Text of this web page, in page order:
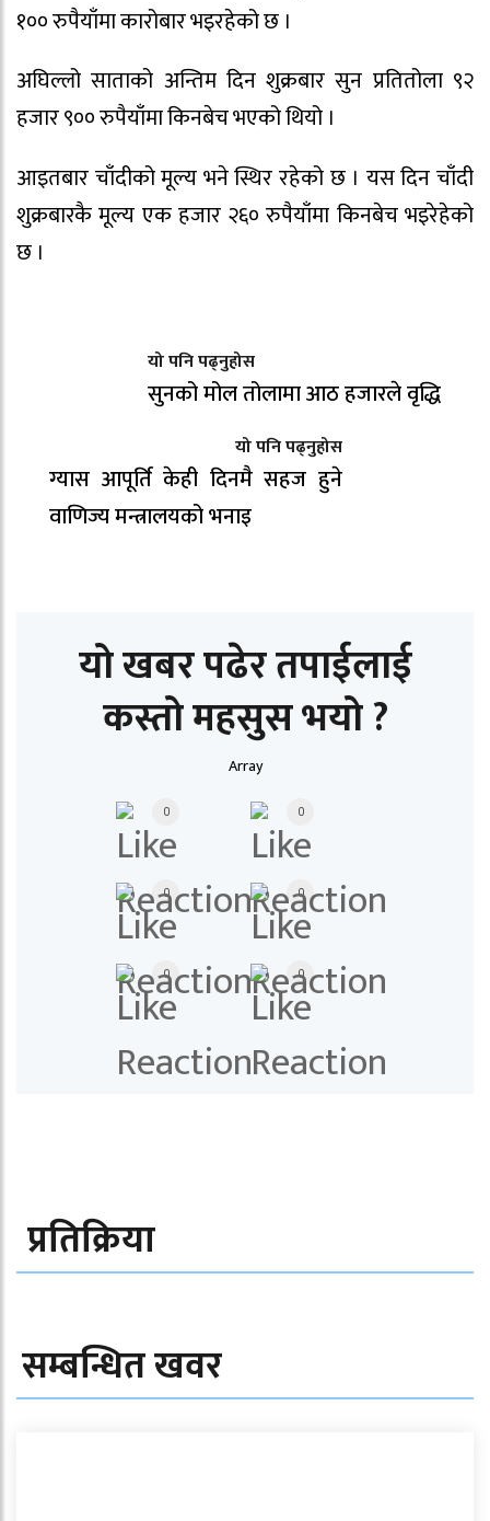
१०० रुपैयाँमा कारोबार भइरहेको छ ।
अघिल्लो साताको अन्तिम दिन शुक्रबार सुन प्रतितोला ९२
हजार ९०० रुपैयाँमा किनबेच भएको थियो ।
आइतबार चाँदीको मूल्य भने स्थिर रहेको छ । यस दिन चाँदी
शुक्रबारकै मूल्य एक हजार २६० रुपैयाँमा किनबेच भइरेहेको
छ ।
यो पनि पढ्नुहोस
सुनको मोल तोलामा आठ हजारले वृद्धि
यो पनि पढ्नुहोस
ग्यास आपूर्ति केही दिनमै सहज हुने
वाणिज्य मन्त्रालयको भनाइ
यो खबर पढेर तपाईलाई
कस्तो महसुस भयो ?
Array
0 0
0 0
0 0
प्रतिक्रिया
सम्बन्धित खवर